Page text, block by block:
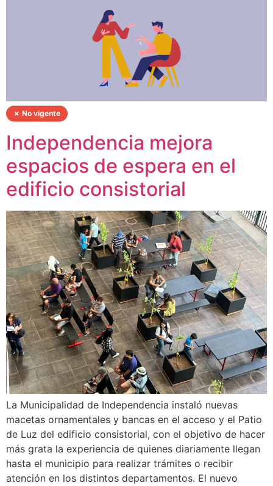
✗ No vigente
Independencia mejora
espacios de espera en el
edificio consistorial
La Municipalidad de Independencia instaló nuevas
macetas ornamentales y bancas en el acceso y el Patio
de Luz del edificio consistorial, con el objetivo de hacer
más grata la experiencia de quienes diariamente llegan
hasta el municipio para realizar trámites o recibir
atención en los distintos departamentos. El nuevo